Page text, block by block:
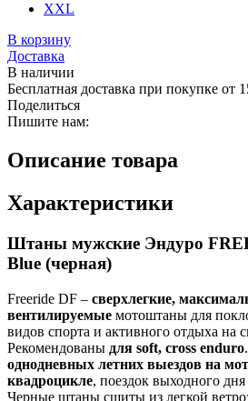
XXL
В корзину
Доставка
В наличии
Бесплатная доставка при покупке от
Поделиться
Пишите нам:
Описание товара
Характеристики
Штаны мужские Эндуро
Blue (черная)
Freeride DF – сверхлегкие,
вентилируемые мотоштаны для
видов спорта и активного отдыха на
Рекомендованы для soft, cross enduro
однодневных летних выездов на
квадроцикле, поездок выходного
Черные штаны сшиты из легкой